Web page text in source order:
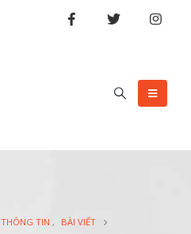
THÔNG TIN ,
BÀI VIẾT